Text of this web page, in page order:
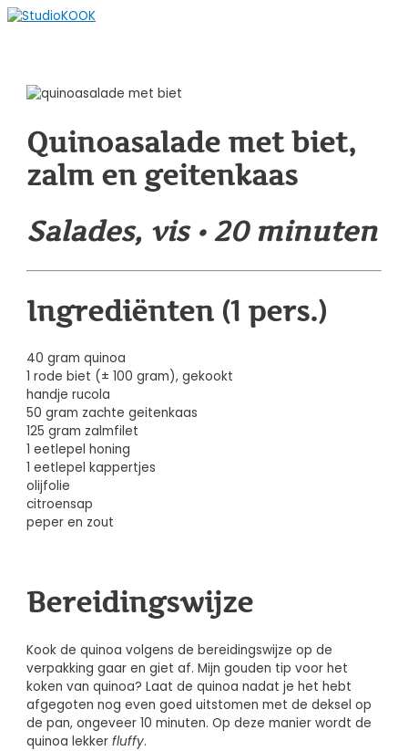
Spring
Quinoasalade met biet,
zalm en geitenkaas
Salades, vis • 20 minuten
Ingrediënten (1 pers.)
40 gram quinoa
1 rode biet (± 100 gram), gekookt
handje rucola
50 gram zachte geitenkaas
125 gram zalmfilet
1 eetlepel honing
1 eetlepel kappertjes
olijfolie
citroensap
peper en zout
Bereidingswijze
Kook de quinoa volgens de bereidingswijze op de
verpakking gaar en giet af. Mijn gouden tip voor het
koken van quinoa? Laat de quinoa nadat je het hebt
afgegoten nog even goed uitstomen met de deksel op
de pan, ongeveer 10 minuten. Op deze manier wordt de
quinoa lekkerfluffy.